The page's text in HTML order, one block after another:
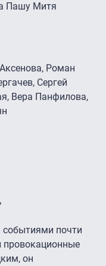
Пашу Митя
Роман
Сергей
Вера Панфилова,
почти
провокационные
он